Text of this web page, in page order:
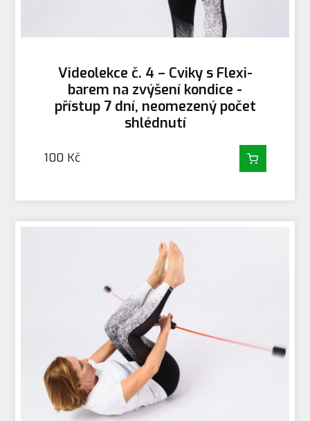
Videolekce č. 4 – Cviky s Flexi-
barem na zvýšení kondice -
přístup 7 dní, neomezený počet
shlédnutí
100 Kč